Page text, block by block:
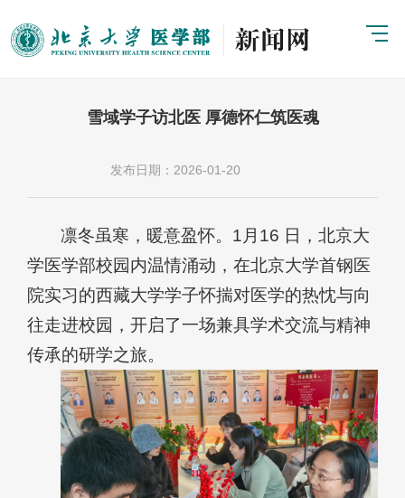
雪域学子访北医 厚德怀仁筑医魂
发布日期：2026-01-20
凛冬虽寒，暖意盈怀。1月16 日，北京大
学医学部校园内温情涌动，在北京大学首钢医
院实习的西藏大学学子怀揣对医学的热忱与向
往走进校园，开启了一场兼具学术交流与精神
传承的研学之旅。